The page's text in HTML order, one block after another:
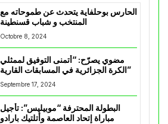
الحارس بوحلفاية يتحدث عن طموحاته مع
المنتخب و شباب قسنطينة
Octobre 8, 2024
مضوي يصرّح: “أتمنى التوفيق لممثلي
الكرة الجزائرية في المسابقات القارية”
Septembre 17, 2024
البطولة المحترفة “موبيليس”: تأجيل
مباراة إتحاد العاصمة وأتلتيك بارادو